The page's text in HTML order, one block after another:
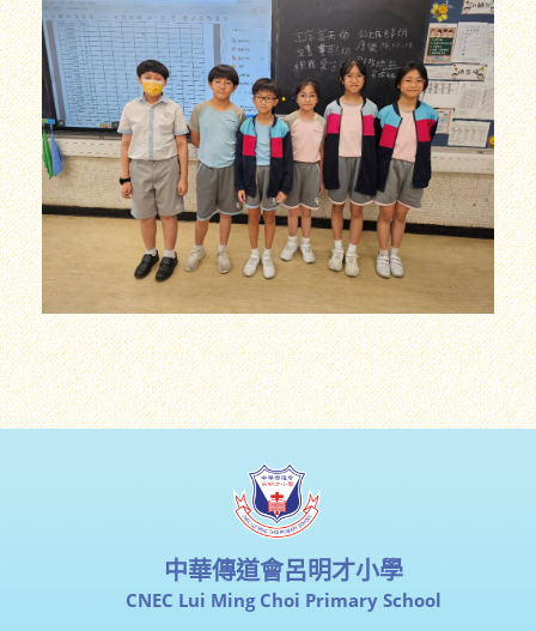
中華傳道會呂明才小學
CNEC Lui Ming Choi Primary School
地址：新界青衣長發邨